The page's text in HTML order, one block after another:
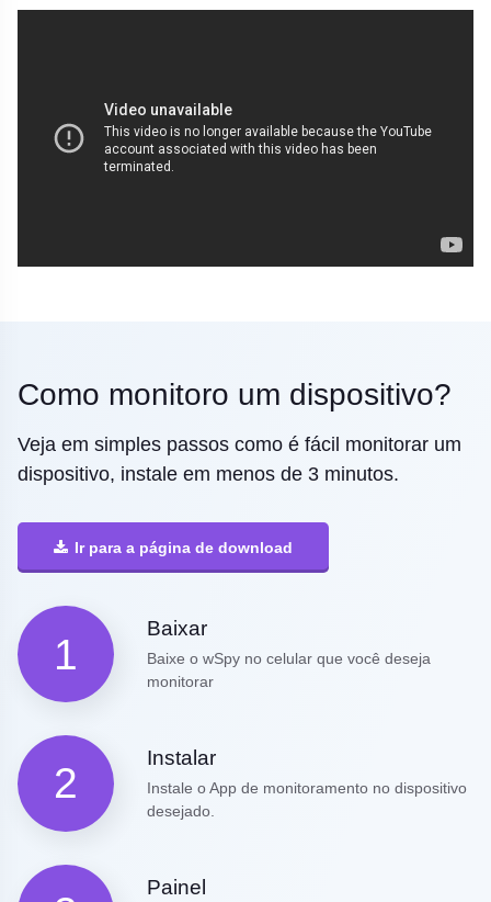
Como monitoro um dispositivo?
Veja em simples passos como é fácil monitorar um
dispositivo, instale em menos de 3 minutos.
Ir para a página de download
1
Baixar
Baixe o wSpy no celular que você deseja
monitorar
2
Instalar
Instale o App de monitoramento no dispositivo
desejado.
Painel